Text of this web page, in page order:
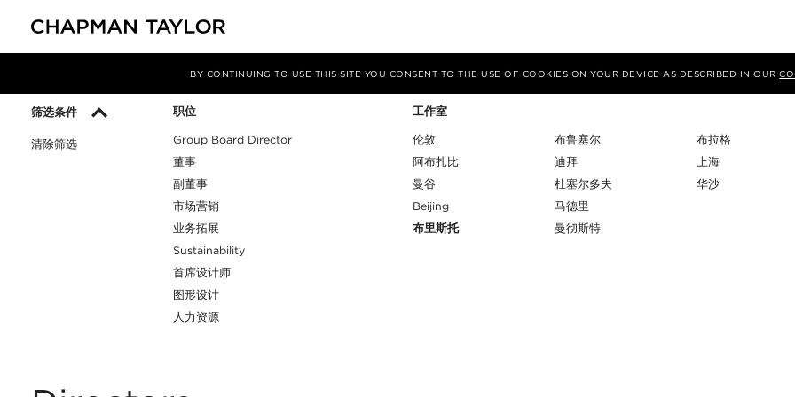
BY CONTINUING TO USE THIS SITE YOU CONSENT TO THE USE OF COOKIES ON YOUR DEVICE AS DESCRIBED IN OUR
筛选条件
清除筛选
职位
Group Board Director
董事
副董事
市场营销
业务拓展
Sustainability
首席设计师
图形设计
人力资源
工作室
伦敦
阿布扎比
曼谷
Beijing
布里斯托
布鲁塞尔
迪拜
杜塞尔多夫
马德里
曼彻斯特
布拉格
上海
华沙